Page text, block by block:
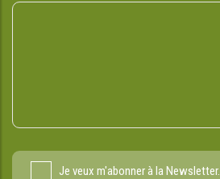
Je veux m'abonner à la Newsletter.